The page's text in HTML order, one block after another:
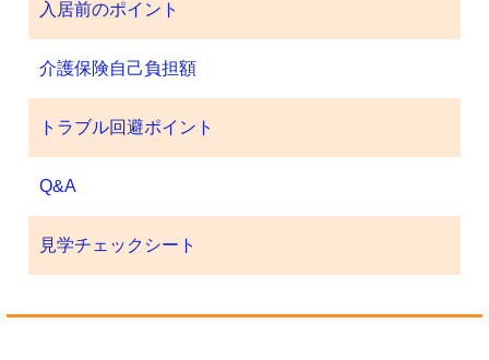
入居前のポイント
介護保険自己負担額
トラブル回避ポイント
Q&A
見学チェックシート